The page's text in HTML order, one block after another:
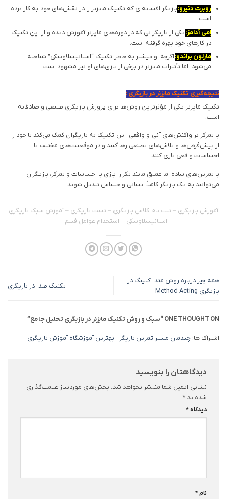
روبرت دنیرو:بازیگر افسانه‌ای که تکنیک مایزنر را در نقش‌های خود به کار برده
است.
اِمی آدامز:یکی از بازیگرانی که در دوره‌های مایزنر آموزش دیده و از این تکنیک
در کارهای خود بهره گرفته است.
مارلون براندو:اگرچه او بیشتر به خاطر تکنیک “استانیسلاوسکی” شناخته
می‌شود، اما تأثیرات مایزنر در برخی از بازی‌های او نیز مشهود است.
نتیجه‌گیری تکنیک مایزنر در بازیگری :
تکنیک مایزنر یکی از مؤثرترین روش‌ها برای پرورش بازیگری طبیعی و صادقانه
است.
با تمرکز بر واکنش‌های آنی و واقعی، این تکنیک به بازیگران کمک می‌کند تا خود را
از پیش‌فرض‌ها و تلاش‌های تصنعی رها کنند و در موقعیت‌های مختلف با
احساسات واقعی بازی کنند.
با تمرین‌های ساده اما عمیق مانند تکرار، بازی با احساسات و تمرکز، بازیگران
می‌توانند به یک بازیگر کاملاً انسانی و حساس تبدیل شوند.
آموزش بازیگری – ثبت نام کلاس بازیگری – تست بازیگری – آموزش سبک بازیگری
استانیسلاوسکی – استخدام عوامل فیلم –
همه چیز درباره روش متد اکتینگ در
بازیگری Method Acting
تکنیک صدا در بازیگری
ONE THOUGHT ON “ سبک و روش تکنیک مایزنر در بازیگری تحلیل جامع”
اشتراک ها: چیدمان مسیر تمرین بازیگر - بهترین آموزشگاه آموزش بازیگری
دیدگاهتان را بنویسید
نشانی ایمیل شما منتشر نخواهد شد. بخش‌های موردنیاز علامت‌گذاری
شده‌اند *
دیدگاه*
نام*